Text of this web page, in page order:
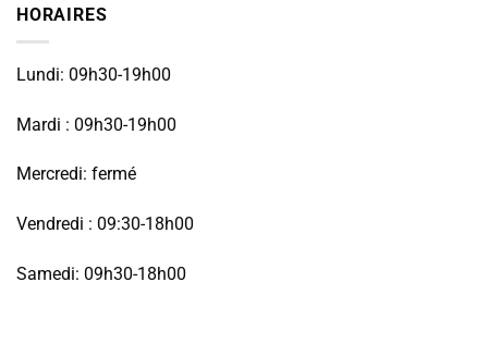
HORAIRES
Lundi: 09h30-19h00
Mardi : 09h30-19h00
Mercredi: fermé
Vendredi : 09:30-18h00
Samedi: 09h30-18h00